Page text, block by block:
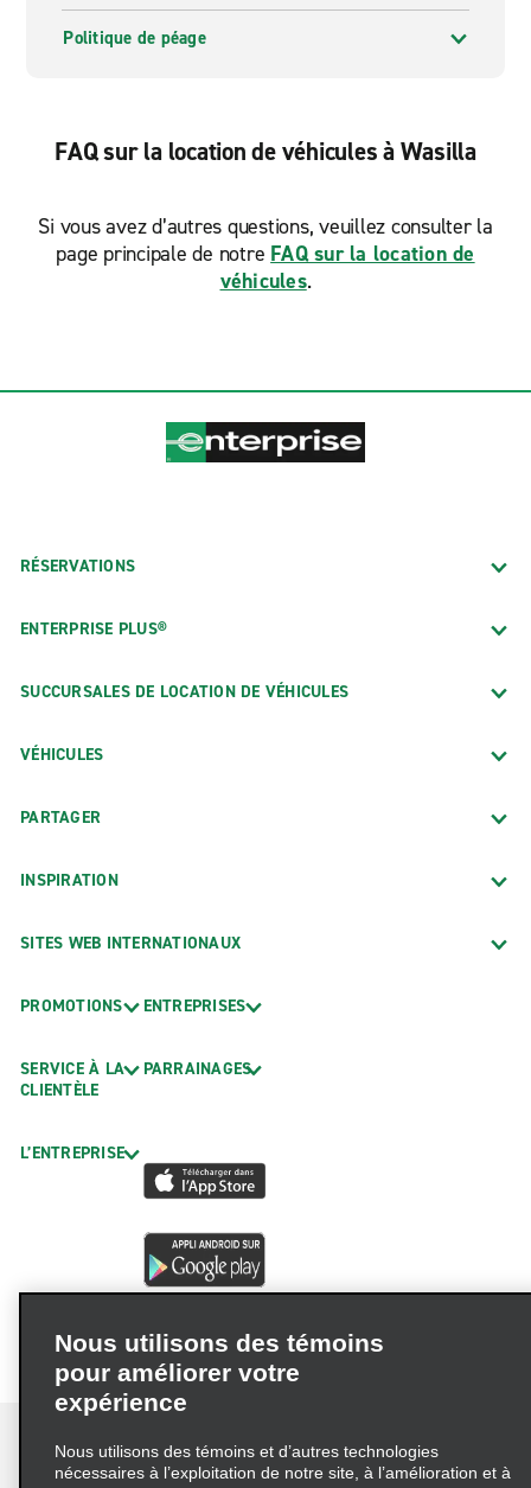
Politique de péage
FAQ sur la location de véhicules à Wasilla
Si vous avez d’autres questions, veuillez consulter la
page principale de notre FAQ sur la location de
véhicules.
RÉSERVATIONS
ENTERPRISE PLUS®
SUCCURSALES DE LOCATION DE VÉHICULES
VÉHICULES
PARTAGER
INSPIRATION
SITES WEB INTERNATIONAUX
PROMOTIONS
SERVICE À LA
CLIENTÈLE
L’ENTREPRISE
ENTREPRISES
PARRAINAGES
Nous utilisons des témoins
pour améliorer votre
expérience
Nous utilisons des témoins et d’autres technologies
nécessaires à l’exploitation de notre site, à l’amélioration et à